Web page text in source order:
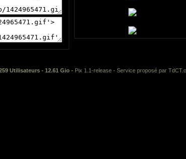
Utilisateurs - 12.61 Gio - Pix 1.1-release - Service proposé par